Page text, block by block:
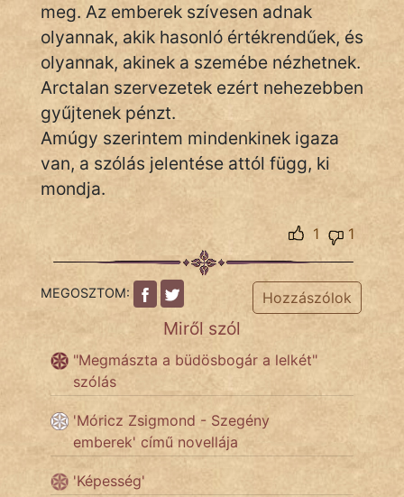
meg. Az emberek szívesen adnak
olyannak, akik hasonló értékrendűek, és
olyannak, akinek a szemébe nézhetnek.
Arctalan szervezetek ezért nehezebben
gyűjtenek pénzt.
Amúgy szerintem mindenkinek igaza
van, a szólás jelentése attól függ, ki
mondja.
1
1
MEGOSZTOM: Hozzászólok
Miről szól
"Megmászta a büdösbogár a lelkét"
szólás
'Móricz Zsigmond - Szegény
emberek' című novellája
'Képesség'